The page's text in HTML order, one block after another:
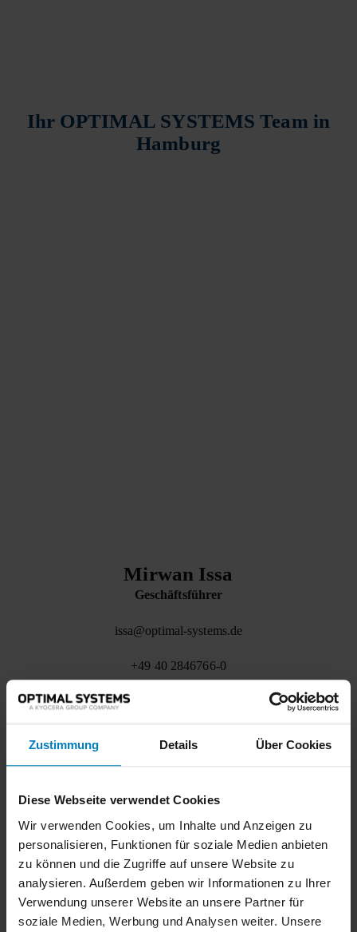
Zustimmung Details Über Cookies
Diese Webseite verwendet Cookies
Wir verwenden Cookies, um Inhalte und Anzeigen zu
personalisieren, Funktionen für soziale Medien anbieten
zu können und die Zugriffe auf unsere Website zu
analysieren. Außerdem geben wir Informationen zu Ihrer
Verwendung unserer Website an unsere Partner für
soziale Medien, Werbung und Analysen weiter. Unsere
Ihr OPTIMAL SYSTEMS Team in
Hamburg
Mirwan Issa
Geschäftsführer
issa@optimal-systems.de
+49 40 2846766-0